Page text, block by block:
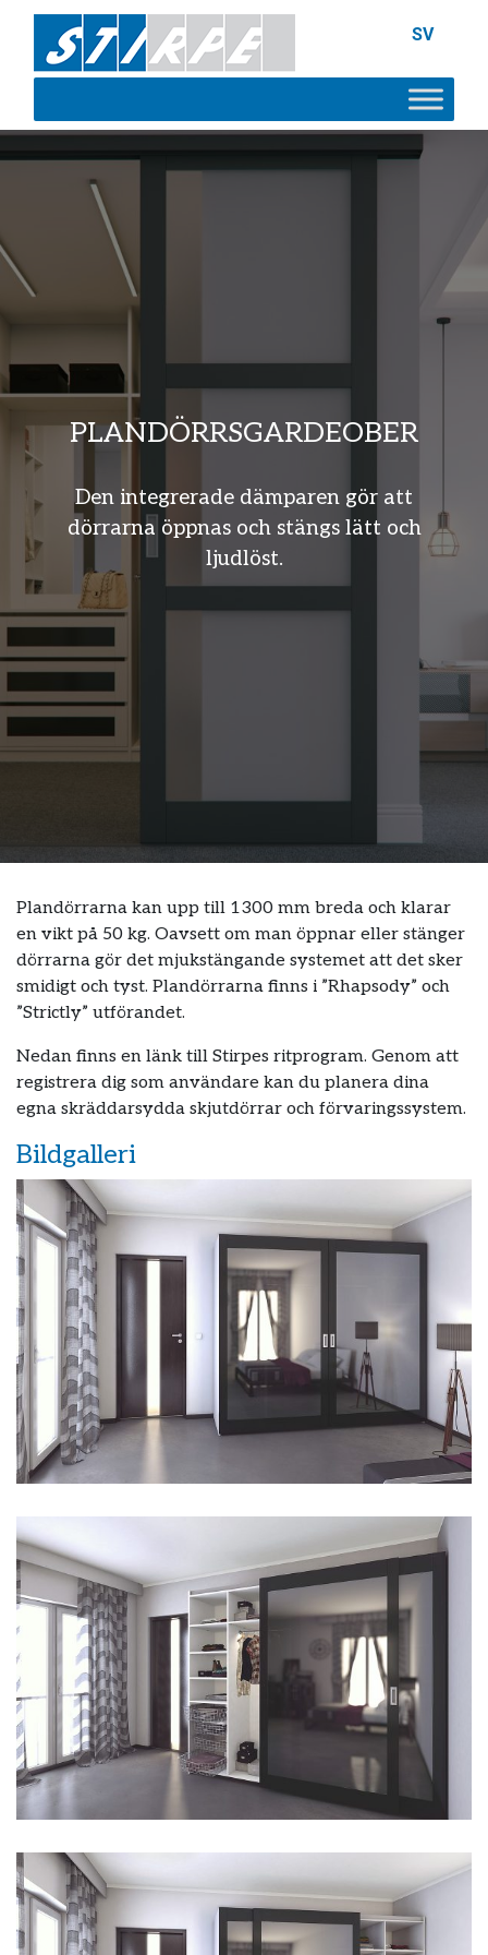
SV
PLANDÖRRSGARDEOBER
Den integrerade dämparen gör att
dörrarna öppnas och stängs lätt och
ljudlöst.
Plandörrarna kan upp till 1300 mm breda och klarar
en vikt på 50 kg. Oavsett om man öppnar eller stänger
dörrarna gör det mjukstängande systemet att det sker
smidigt och tyst. Plandörrarna finns i ”Rhapsody” och
”Strictly” utförandet.
Nedan finns en länk till Stirpes ritprogram. Genom att
registrera dig som användare kan du planera dina
egna skräddarsydda skjutdörrar och förvaringssystem.
Bildgalleri